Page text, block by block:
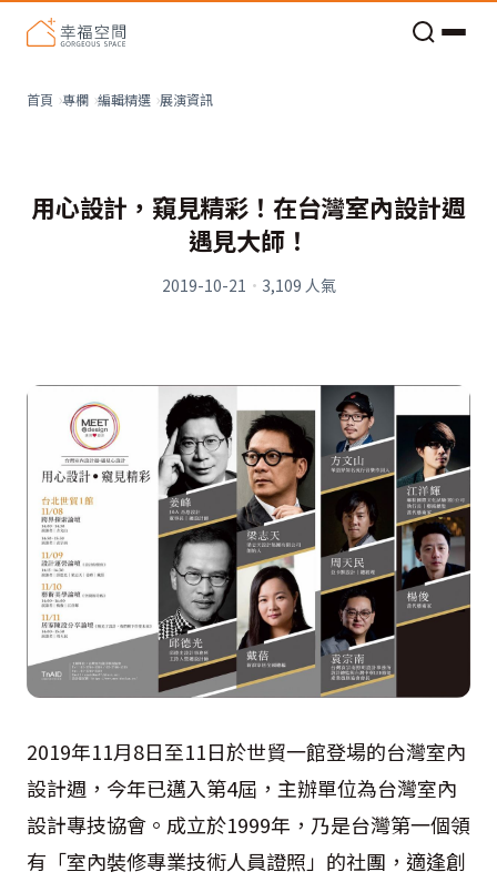
首頁 專欄 編輯精選 展演資訊
用心設計，窺見精彩！在台灣室內設計週
遇見大師！
2019-10-21 · 3,109 人氣
2019年11月8日至11日於世貿一館登場的台灣室內
設計週，今年已邁入第4屆，主辦單位為台灣室內
設計專技協會。成立於1999年，乃是台灣第一個領
有「室內裝修專業技術人員證照」的社團，適逢創